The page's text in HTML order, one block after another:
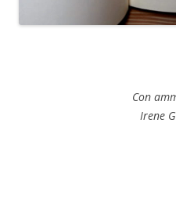
Con
Irene